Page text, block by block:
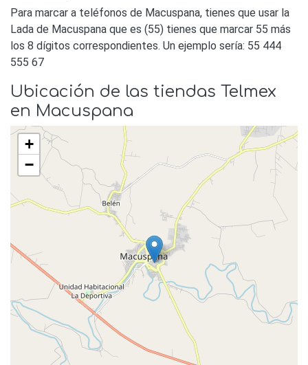
Para marcar a teléfonos de Macuspana, tienes que usar la
Lada de Macuspana que es (55) tienes que marcar 55 más
los 8 dígitos correspondientes. Un ejemplo sería: 55 444
555 67
Ubicación de las tiendas Telmex
en Macuspana
+
−